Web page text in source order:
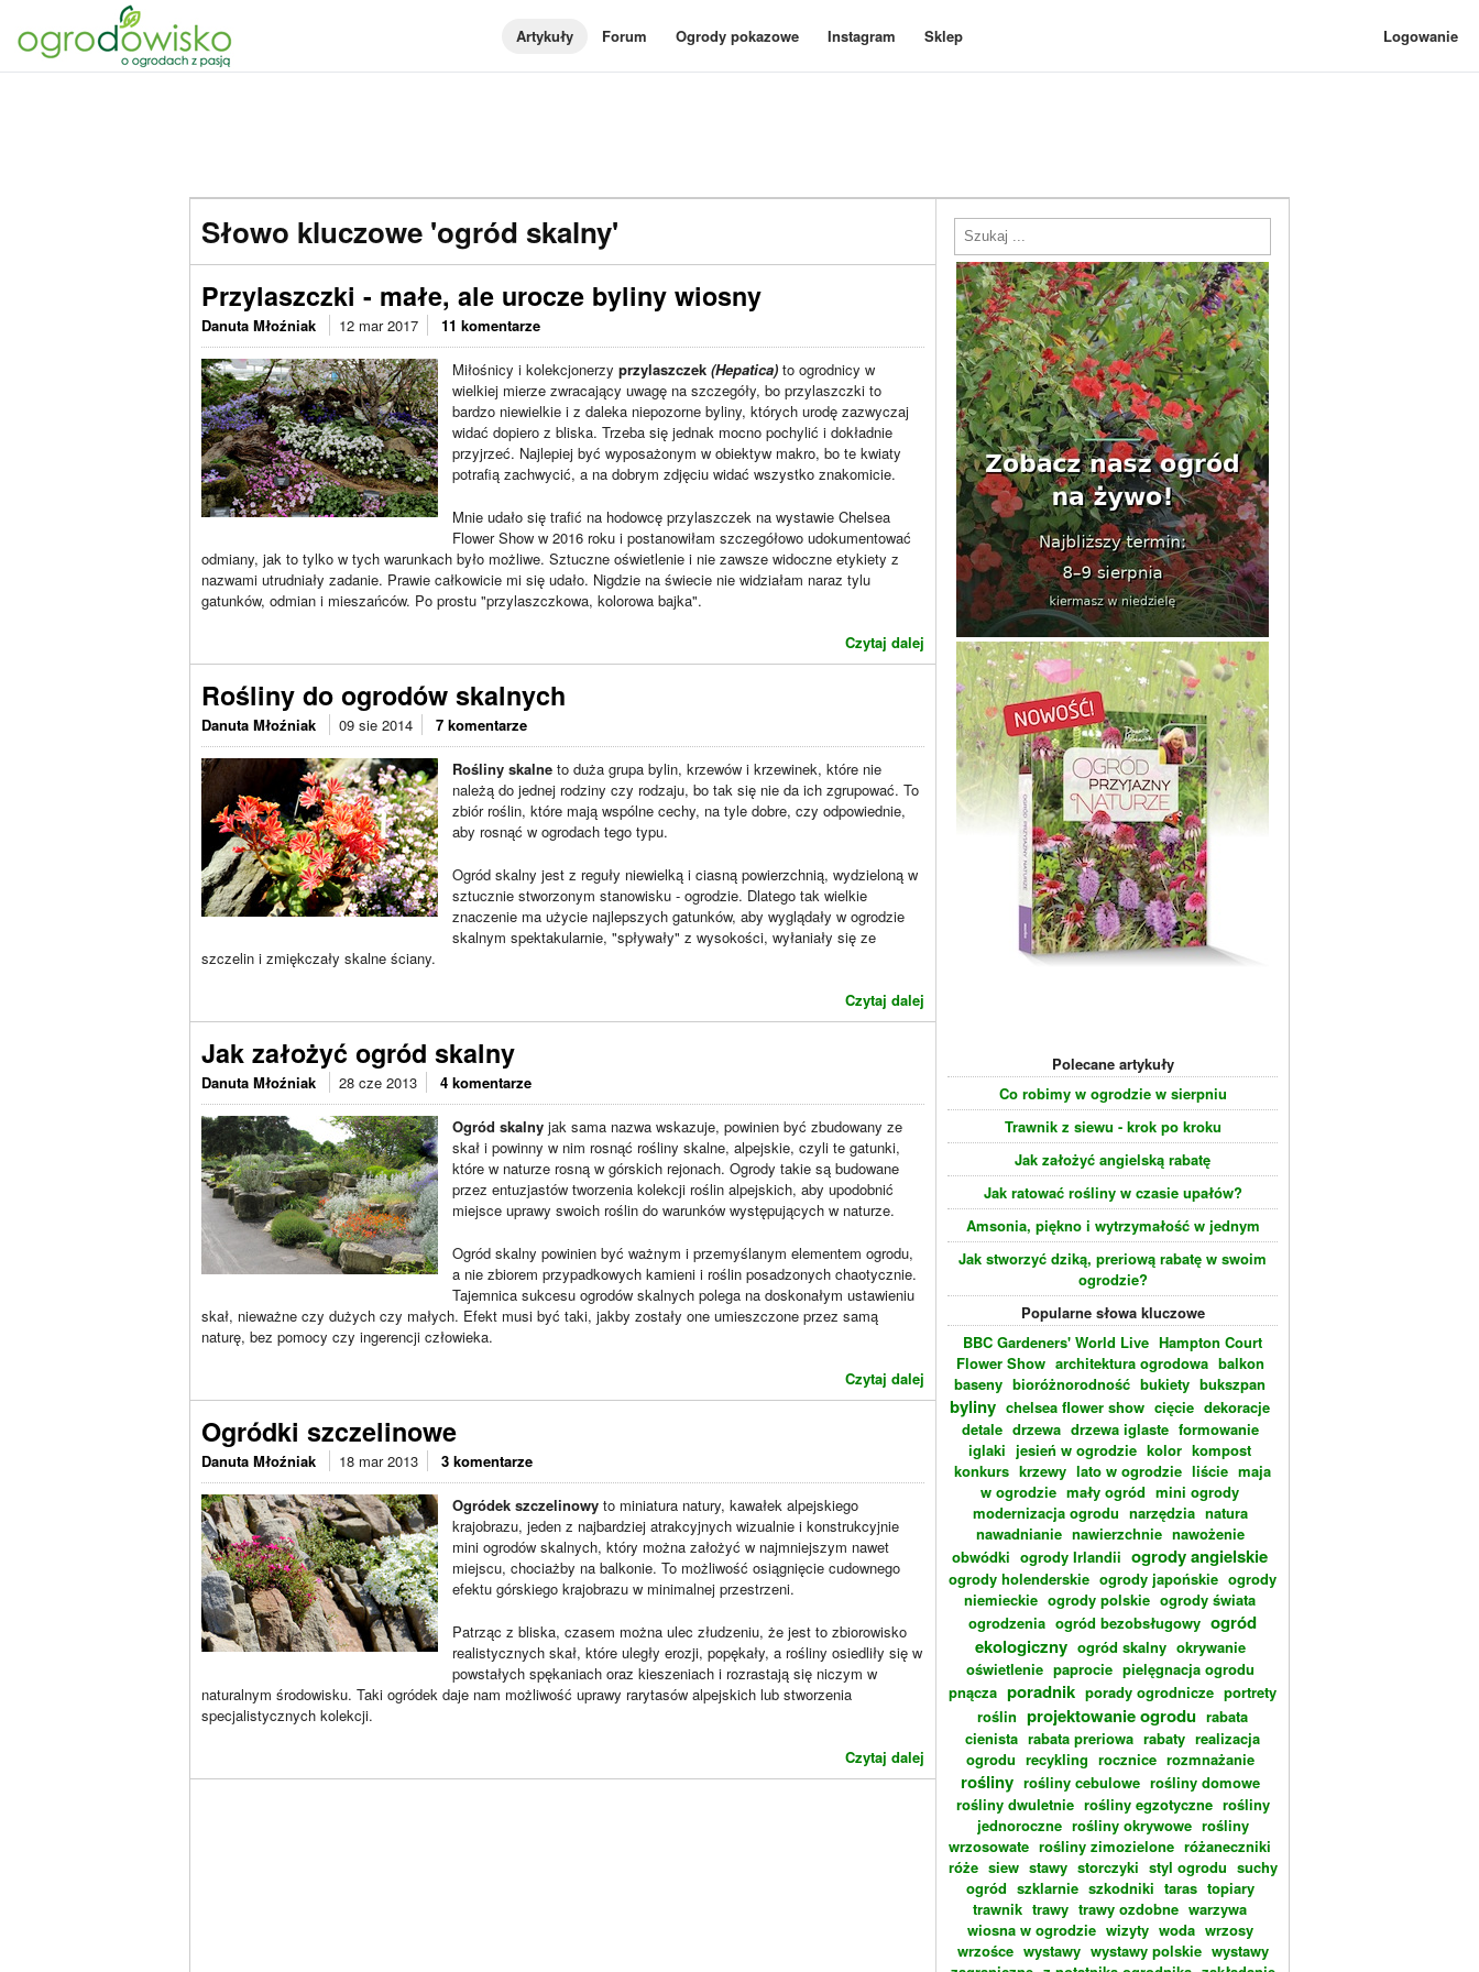
Artykuły Forum Ogrody pokazowe Instagram Sklep Logowanie
Słowo kluczowe 'ogród skalny'
Przylaszczki - małe, ale urocze byliny wiosny
Danuta Młoźniak 12 mar 2017 11 komentarze
Miłośnicy i kolekcjonerzy przylaszczek (Hepatica) to ogrodnicy w
wielkiej mierze zwracający uwagę na szczegóły, bo przylaszczki to
bardzo niewielkie i z daleka niepozorne byliny, których urodę zazwyczaj
widać dopiero z bliska. Trzeba się jednak mocno pochylić i dokładnie
przyjrzeć. Najlepiej być wyposażonym w obiektyw makro, bo te kwiaty
potrafią zachwycić, a na dobrym zdjęciu widać wszystko znakomicie.
Mnie udało się trafić na hodowcę przylaszczek na wystawie Chelsea
Flower Show w 2016 roku i postanowiłam szczegółowo udokumentować
odmiany, jak to tylko w tych warunkach było możliwe. Sztuczne oświetlenie i nie zawsze widoczne etykiety z
nazwami utrudniały zadanie. Prawie całkowicie mi się udało. Nigdzie na świecie nie widziałam naraz tylu
gatunków, odmian i mieszańców. Po prostu "przylaszczkowa, kolorowa bajka".
Czytaj dalej
Rośliny do ogrodów skalnych
Danuta Młoźniak 09 sie 2014 7 komentarze
Rośliny skalne to duża grupa bylin, krzewów i krzewinek, które nie
należą do jednej rodziny czy rodzaju, bo tak się nie da ich zgrupować. To
zbiór roślin, które mają wspólne cechy, na tyle dobre, czy odpowiednie,
aby rosnąć w ogrodach tego typu.
Ogród skalny jest z reguły niewielką i ciasną powierzchnią, wydzieloną w
sztucznie stworzonym stanowisku - ogrodzie. Dlatego tak wielkie
znaczenie ma użycie najlepszych gatunków, aby wyglądały w ogrodzie
skalnym spektakularnie, "spływały" z wysokości, wyłaniały się ze
szczelin i zmiękczały skalne ściany.
Czytaj dalej
Jak założyć ogród skalny
Danuta Młoźniak 28 cze 2013 4 komentarze
Ogród skalny jak sama nazwa wskazuje, powinien być zbudowany ze
skał i powinny w nim rosnąć rośliny skalne, alpejskie, czyli te gatunki,
które w naturze rosną w górskich rejonach. Ogrody takie są budowane
przez entuzjastów tworzenia kolekcji roślin alpejskich, aby upodobnić
miejsce uprawy swoich roślin do warunków występujących w naturze.
Ogród skalny powinien być ważnym i przemyślanym elementem ogrodu,
a nie zbiorem przypadkowych kamieni i roślin posadzonych chaotycznie.
Tajemnica sukcesu ogrodów skalnych polega na doskonałym ustawieniu
skał, nieważne czy dużych czy małych. Efekt musi być taki, jakby zostały one umieszczone przez samą
naturę, bez pomocy czy ingerencji człowieka.
Czytaj dalej
Ogródki szczelinowe
Danuta Młoźniak 18 mar 2013 3 komentarze
Ogródek szczelinowy to miniatura natury, kawałek alpejskiego
krajobrazu, jeden z najbardziej atrakcyjnych wizualnie i konstrukcyjnie
mini ogrodów skalnych, który można założyć w najmniejszym nawet
miejscu, chociażby na balkonie. To możliwość osiągnięcie cudownego
efektu górskiego krajobrazu w minimalnej przestrzeni.
Patrząc z bliska, czasem można ulec złudzeniu, że jest to zbiorowisko
realistycznych skał, które uległy erozji, popękały, a rośliny osiedliły się w
powstałych spękaniach oraz kieszeniach i rozrastają się niczym w
naturalnym środowisku. Taki ogródek daje nam możliwość uprawy rarytasów alpejskich lub stworzenia
specjalistycznych kolekcji.
Czytaj dalej
Polecane artykuły
Co robimy w ogrodzie w sierpniu
Trawnik z siewu - krok po kroku
Jak założyć angielską rabatę
Jak ratować rośliny w czasie upałów?
Amsonia, piękno i wytrzymałość w jednym
Jak stworzyć dziką, preriową rabatę w swoim
ogrodzie?
Popularne słowa kluczowe
BBC Gardeners' World Live Hampton Court
Flower Show architektura ogrodowa balkon
baseny bioróżnorodność bukiety bukszpan
byliny chelsea flower show cięcie dekoracje
detale drzewa drzewa iglaste formowanie
iglaki jesień w ogrodzie kolor kompost
konkurs krzewy lato w ogrodzie liście maja
w ogrodzie mały ogród mini ogrody
modernizacja ogrodu narzędzia natura
nawadnianie nawierzchnie nawożenie
obwódki ogrody Irlandii ogrody angielskie
ogrody holenderskie ogrody japońskie ogrody
niemieckie ogrody polskie ogrody świata
ogrodzenia ogród bezobsługowy ogród
ekologiczny ogród skalny okrywanie
oświetlenie paprocie pielęgnacja ogrodu
pnącza poradnik porady ogrodnicze portrety
roślin projektowanie ogrodu rabata
cienista rabata preriowa rabaty realizacja
ogrodu recykling rocznice rozmnażanie
rośliny rośliny cebulowe rośliny domowe
rośliny dwuletnie rośliny egzotyczne rośliny
jednoroczne rośliny okrywowe rośliny
wrzosowate rośliny zimozielone różaneczniki
róże siew stawy storczyki styl ogrodu suchy
ogród szklarnie szkodniki taras topiary
trawnik trawy trawy ozdobne warzywa
wiosna w ogrodzie wizyty woda wrzosy
wrzośce wystawy wystawy polskie wystawy